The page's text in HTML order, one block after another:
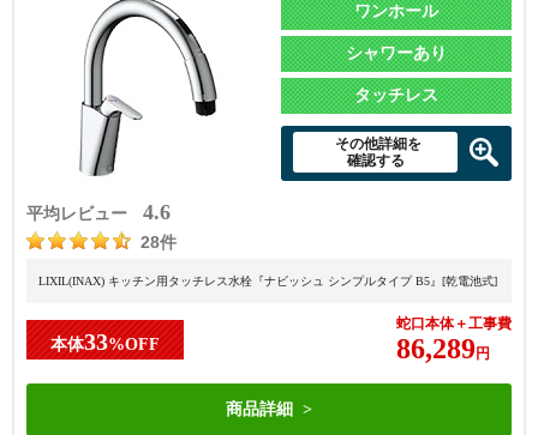
平均レビュー 4.6
28件
ワンホール
シャワーあり
タッチレス
その他詳細を
確認する
LIXIL(INAX) キッチン用タッチレス水栓『ナビッシュ シンプルタイプ B5』[乾電池式]
本体33%OFF
蛇口本体＋工事費
86,289円
商品詳細